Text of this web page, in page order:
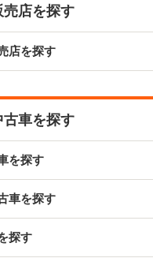
店を探す
店を探す
車を探す
を探す
車を探す
探す